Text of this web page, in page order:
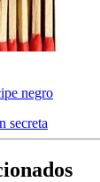
negro
secreta